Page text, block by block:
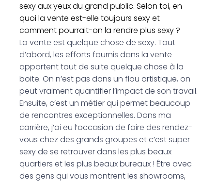
sexy aux yeux du grand public. Selon toi, en
quoi la vente est-elle toujours sexy et
comment pourrait-on la rendre plus sexy ?
La vente est quelque chose de sexy. Tout
d’abord, les efforts fournis dans la vente
apportent tout de suite quelque chose à la
boite. On n’est pas dans un flou artistique, on
peut vraiment quantifier l’impact de son travail.
Ensuite, c’est un métier qui permet beaucoup
de rencontres exceptionnelles. Dans ma
carrière, j’ai eu l’occasion de faire des rendez-
vous chez des grands groupes et c’est super
sexy de se retrouver dans les plus beaux
quartiers et les plus beaux bureaux ! Être avec
des gens qui vous montrent les showrooms,